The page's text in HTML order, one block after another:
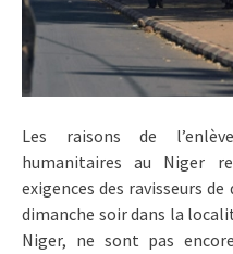
Les raisons de
humanitaires au Niger
exigences des ravisseurs
dimanche soir dans la
Niger, ne sont pas